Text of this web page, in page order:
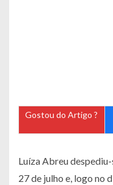
Gostou do Artigo ?
Luíza Abreu
27 de julho e, logo no